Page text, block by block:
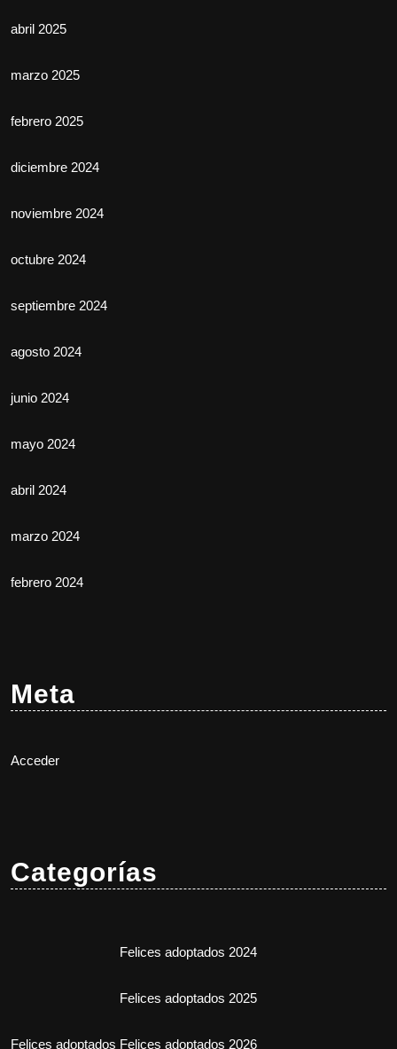
abril 2025
marzo 2025
febrero 2025
diciembre 2024
noviembre 2024
octubre 2024
septiembre 2024
agosto 2024
junio 2024
mayo 2024
abril 2024
marzo 2024
febrero 2024
Meta
Acceder
Categorías
Felices adoptados
Felices adoptados 2024
Felices adoptados 2025
Felices adoptados 2026